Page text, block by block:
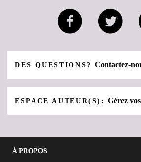
DES QUESTIONS?Contactez-
ESPACE AUTEUR(S):Gérez
À PROPOS